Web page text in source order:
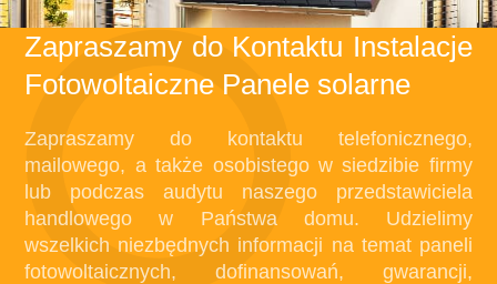
Zapraszamy do Kontaktu Instalacje
Fotowoltaiczne Panele solarne
Zapraszamy do kontaktu telefonicznego,
mailowego, a także osobistego w siedzibie firmy
lub podczas audytu naszego przedstawiciela
handlowego w Państwa domu. Udzielimy
wszelkich niezbędnych informacji na temat paneli
fotowoltaicznych, dofinansowań, gwarancji,